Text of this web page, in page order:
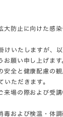
大防止に向けた感
いたしますが、
お願い申し上げます
全と健康配慮の観
いただきます。
場の際および受講
および検温・体調